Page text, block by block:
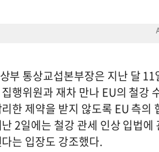
부 통상교섭본부장은 지난 달
행위원과 재차 만나 EU의 철강
한 제약을 받지 않도록 EU 측의
2일에는 철강 관세 인상 입법
는 입장도 강조했다.